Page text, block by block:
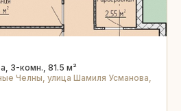
3-комн., 81.5 м²
Челны, улица Шамиля Усманова,